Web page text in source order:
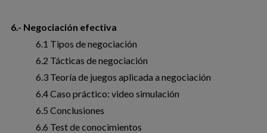
6.- Negociación efectiva
6.1 Tipos de negociación
6.2 Tácticas de negociación
6.3 Teoría de juegos aplicada a negociación
6.4 Caso práctico: video simulación
6.5 Conclusiones
6.6 Test de conocimientos